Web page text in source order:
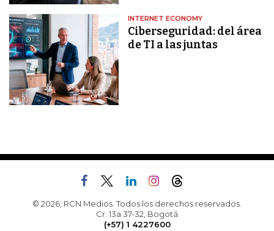
INTERNET ECONOMY
Ciberseguridad: del área
de TI a las juntas
© 2026, RCN Medios. Todos los derechos reservados.
Cr. 13a 37-32, Bogotá
(+57) 1 4227600